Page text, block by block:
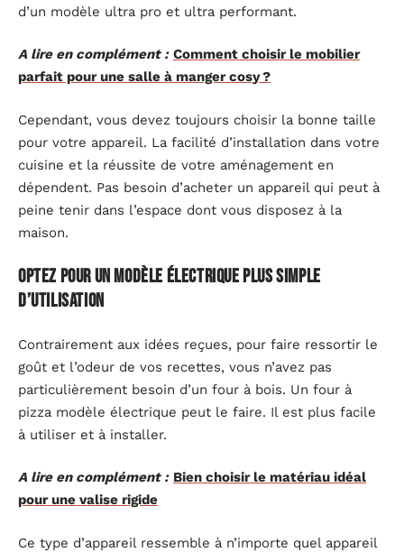
d’un modèle ultra pro et ultra performant.
A lire en complément : Comment choisir le mobilier
parfait pour une salle à manger cosy ?
Cependant, vous devez toujours choisir la bonne taille
pour votre appareil. La facilité d’installation dans votre
cuisine et la réussite de votre aménagement en
dépendent. Pas besoin d’acheter un appareil qui peut à
peine tenir dans l’espace dont vous disposez à la
maison.
Optez pour un modèle électrique plus simple
d’utilisation
Contrairement aux idées reçues, pour faire ressortir le
goût et l’odeur de vos recettes, vous n’avez pas
particulièrement besoin d’un four à bois. Un four à
pizza modèle électrique peut le faire. Il est plus facile
à utiliser et à installer.
A lire en complément : Bien choisir le matériau idéal
pour une valise rigide
Ce type d’appareil ressemble à n’importe quel appareil